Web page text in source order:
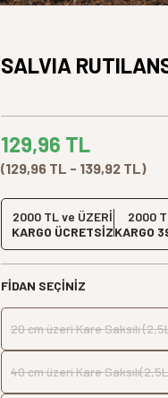
SALVIA
129,96 TL
(129,96 TL - 139,92 TL)
2000 TL ve ÜZERİ
KARGO ÜCRETSİZ
2000
KARGO
FIDAN SEÇINIZ
20 cm üzeri Kare Saksılı
40 cm üzeri Kare